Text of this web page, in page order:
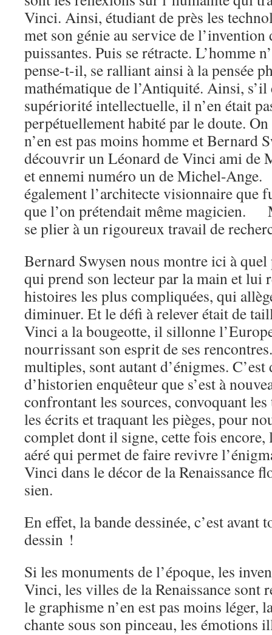
Vinci. Ainsi, étudiant de près les
met son génie au service de l’invention
puissantes. Puis se rétracte. L’homme
pense-t-il, se ralliant ainsi à la pensée
mathématique de l’Antiquité. Ainsi, s’il
supériorité intellectuelle, il n’en était
perpétuellement habité par le doute.
n’en est pas moins homme et Bernard
découvrir un Léonard de Vinci ami de
et ennemi numéro un de Michel-
également l’architecte visionnaire que
que l’on prétendait même magicien.
se plier à un rigoureux travail de
Bernard Swysen nous montre ici à
qui prend son lecteur par la main et lui
histoires les plus compliquées, qui
diminuer. Et le défi à relever était de
Vinci a la bougeotte, il sillonne
nourrissant son esprit de ses
multiples, sont autant d’énigmes.
d’historien enquêteur que s’est à
confrontant les sources, convoquant
les écrits et traquant les pièges, pour
complet dont il signe, cette fois encore,
aéré qui permet de faire revivre
Vinci dans le décor de la Renaissance
sien.
En effet, la bande dessinée, c’est avant
dessin !
Si les monuments de l’époque, les
Vinci, les villes de la Renaissance sont
le graphisme n’en est pas moins léger,
chante sous son pinceau, les émotions